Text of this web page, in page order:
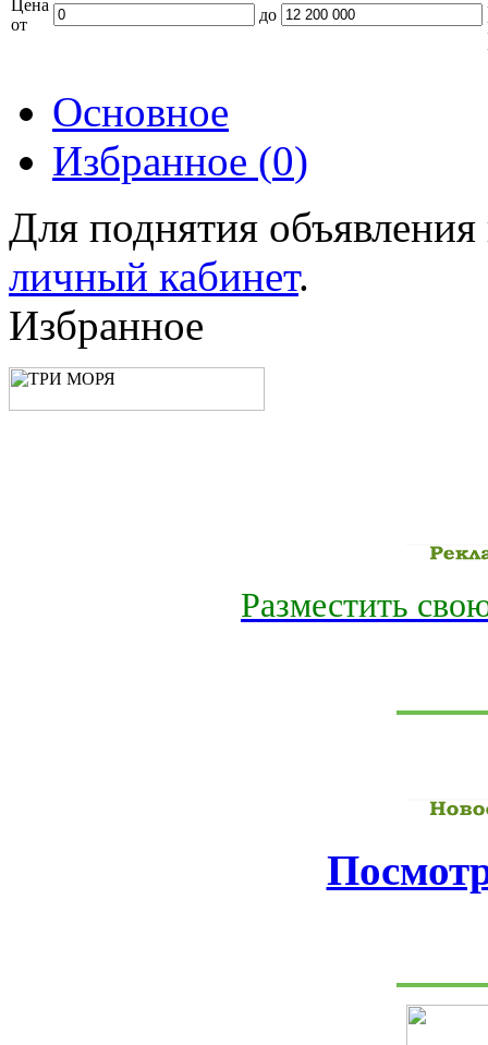
Цена
от
до
Основное
Избранное (0)
Для поднятия
личный кабинет.
Избранное
Разместить